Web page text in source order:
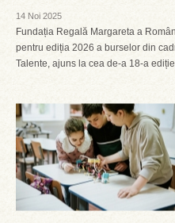
14 Noi 2025
Fundația Regală Margareta a
pentru ediția 2026 a burselor din
Talente, ajuns la cea de-a 18-a